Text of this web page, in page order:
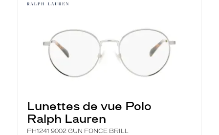
Lunettes de vue Polo
Ralph Lauren
PH1241 9002 GUN FONCE BRILL